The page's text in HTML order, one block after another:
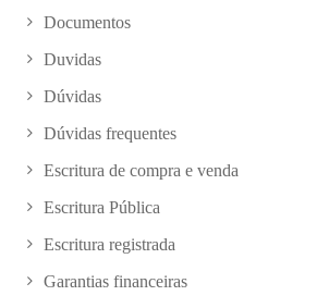
Documentos
Duvidas
Dúvidas
Dúvidas frequentes
Escritura de compra e venda
Escritura Pública
Escritura registrada
Garantias financeiras